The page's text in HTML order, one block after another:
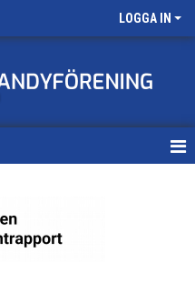
LOGGA IN